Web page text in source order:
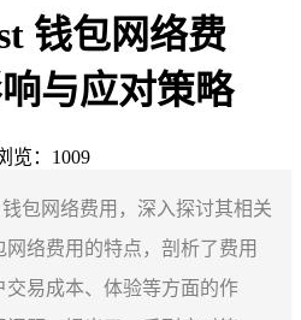
钱包网络费
与应对策略
览：1009
钱包网络费用，深入探讨其相关
络费用的特点，剖析了费用
易成本、体验等方面的作